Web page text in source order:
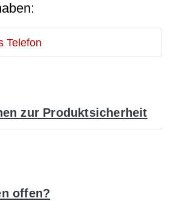
Telefon
zur Produktsicherheit
offen?